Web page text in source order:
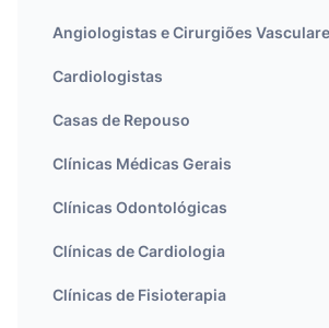
Angiologistas e Cirurgiões
Cardiologistas
Casas de Repouso
Clínicas Médicas Gerais
Clínicas Odontológicas
Clínicas de Cardiologia
Clínicas de Fisioterapia